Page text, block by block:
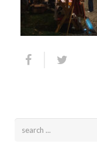
Video 2011
Video 2015
Galerija 2010
Galerija 2014